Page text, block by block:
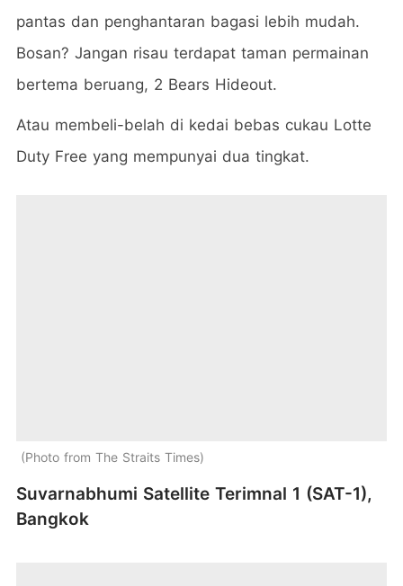
pantas dan penghantaran bagasi lebih mudah.
Bosan? Jangan risau terdapat taman permainan
bertema beruang, 2 Bears Hideout.
Atau membeli-belah di kedai bebas cukau Lotte
Duty Free yang mempunyai dua tingkat.
Photo from The Straits Times
Suvarnabhumi Satellite Terimnal 1 (SAT-1),
Bangkok